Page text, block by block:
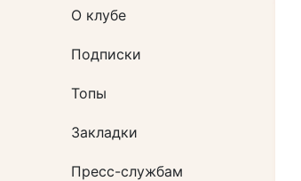
О клубе
Подписки
Топы
Закладки
Пресс-службам